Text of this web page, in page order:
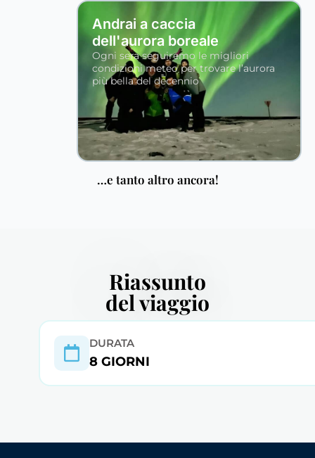
Andrai a caccia
dell'aurora boreale
Ogni sera seguiremo le migliori
condizioni meteo per trovare l’aurora
più bella del decennio
…e tanto altro ancora!
Riassunto
del viaggio
DURATA
8 GIORNI